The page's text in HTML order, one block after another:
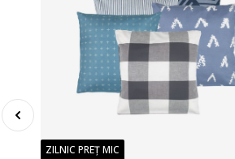
ZILNIC PREȚ MIC